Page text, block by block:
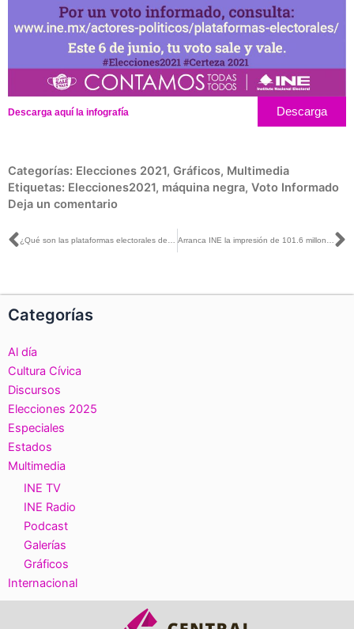
Descarga aquí la infografía Descarga
Categorías: Elecciones 2021, Gráficos, Multimedia
Etiquetas: Elecciones2021, máquina negra, Voto Informado
Deja un comentario
Ant
Categorías
Al día
Cultura Cívica
Discursos
Elecciones 2025
Especiales
Estados
Multimedia
INE TV
INE Radio
Podcast
Galerías
Gráficos
Internacional